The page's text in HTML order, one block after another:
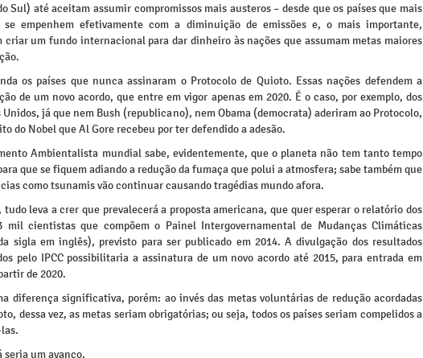
Sul) até aceitam assumir compromissos mais austeros – desde que os países que mais
se empenhem efetivamente com a diminuição de emissões e, o mais importante,
criar um fundo internacional para dar dinheiro às nações que assumam metas maiores
os países que nunca assinaram o Protocolo de Quioto. Essas nações defendem a
de um novo acordo, que entre em vigor apenas em 2020. É o caso, por exemplo, dos
Unidos, já que nem Bush (republicano), nem Obama (democrata) aderiram ao Protocolo,
do Nobel que Al Gore recebeu por ter defendido a adesão.
Ambientalista mundial sabe, evidentemente, que o planeta não tem tanto tempo
que se fiquem adiando a redução da fumaça que polui a atmosfera; sabe também que
como tsunamis vão continuar causando tragédias mundo afora.
tudo leva a crer que prevalecerá a proposta americana, que quer esperar o relatório dos
mil cientistas que compõem o Painel Intergovernamental de Mudanças Climáticas
sigla em inglês), previsto para ser publicado em 2014. A divulgação dos resultados
pelo IPCC possibilitaria a assinatura de um novo acordo até 2015, para entrada em
de 2020.
diferença significativa, porém: ao invés das metas voluntárias de redução acordadas
dessa vez, as metas seriam obrigatórias; ou seja, todos os países seriam compelidos a
seria um avanço.